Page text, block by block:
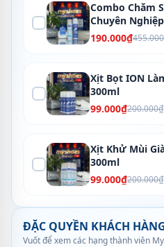
Combo Chăm
Chuyên Nghiệp
190.000₫
Xịt Bọt ION
300ml
99.000₫200.000₫
Xịt Khử Mùi
300ml
99.000₫200.000₫
ĐẶC QUYỀN KHÁCH
Vuốt để xem các hạng thành viên